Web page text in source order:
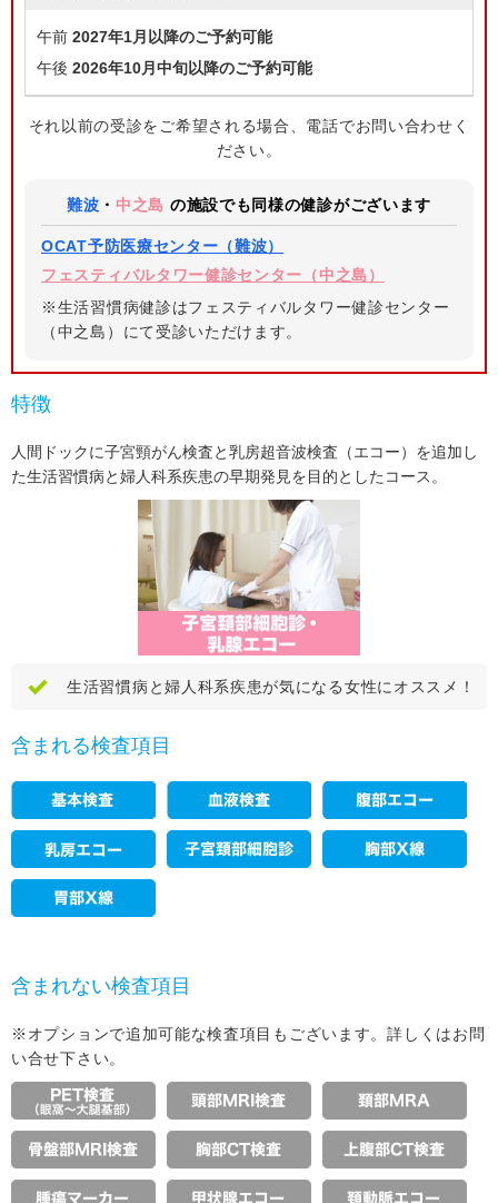
午前 2027年1月以降のご予約可能
午後 2026年10月中旬以降のご予約可能
それ以前の受診をご希望される場合、電話でお問い合わせく
ださい。
難波 ・中之島 の施設でも同様の健診がございます
OCAT予防医療センター（難波）
フェスティバルタワー健診センター（中之島）
※生活習慣病健診はフェスティバルタワー健診センター
（中之島）にて受診いただけます。
特徴
人間ドックに子宮頸がん検査と乳房超音波検査（エコー）を追加し
た生活習慣病と婦人科系疾患の早期発見を目的としたコース。
生活習慣病と婦人科系疾患が気になる女性にオススメ！
含まれる検査項目
含まれない検査項目
※オプションで追加可能な検査項目もございます。詳しくはお問
い合せ下さい。